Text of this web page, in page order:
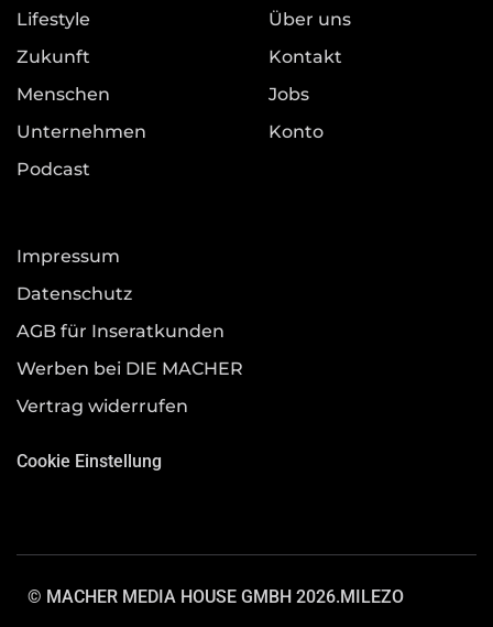
Lifestyle
Zukunft
Menschen
Unternehmen
Podcast
Über uns
Kontakt
Jobs
Konto
Impressum
Datenschutz
AGB für Inseratkunden
Werben bei DIE MACHER
Vertrag widerrufen
Cookie Einstellung
© MACHER MEDIA HOUSE GMBH 2026.MILEZO